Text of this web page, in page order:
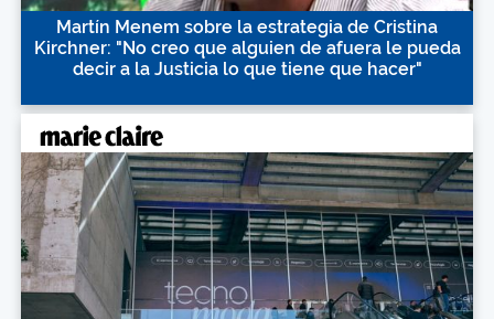
Martín Menem sobre la estrategia de Cristina
Kirchner: "No creo que alguien de afuera le pueda
decir a la Justicia lo que tiene que hacer"